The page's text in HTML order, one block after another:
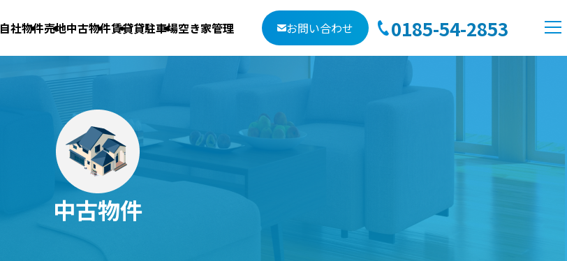
自社物件売地中古物件賃貸貸駐車場空き家管理 お問い合わせ 0185-54-2853
自社物件
中古物件